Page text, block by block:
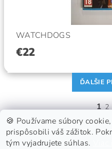
WATCHDOGS
€22
ĎALŠIE
1 2
🍪 Používame súbory
prispôsobili váš zážitok.
tým vyjadrujete súhlas.